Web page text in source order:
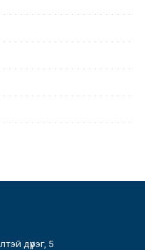
дүүрэг, 5